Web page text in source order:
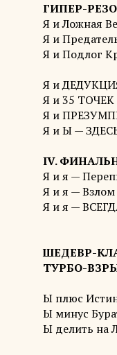
ГИПЕР-
Я и Ложная
Я и
Я и Подлог
Я и
Я и 35
Я и
Я и Ы —
IV.
Я и я —
Я и я —
Я и я —
ШЕДЕВР-
ТУРБО-
Ы плюс
Ы минус
Ы делить на